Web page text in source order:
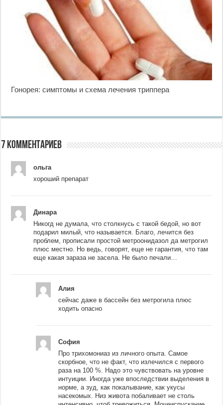
Гонорея: симптомы и схема лечения триппера
7 комментариев
ольга
хороший препарат
Динара
Никогд не думала, что столкнусь с такой бедой, но вот
подарил милый, что называется. Благо, лечится без
проблем, прописали простой метроонидазол да метрогил
плюс местно. Но ведь, говорят, еще не гарантия, что там
еще какая зараза не засела. Не было печали…
Алия
сейчас даже в бассейн без метрогила плюс
ходить опасно
София
Про трихомониаз из личного опыта. Самое
скорбное, что не факт, что излечился с первого
раза на 100 %. Надо это чувствовать на уровне
интуиции. Иногда уже впоследствии выделения в
норме, а зуд, как покалывание, как укусы
насекомых. Низ живота побаливает не столь